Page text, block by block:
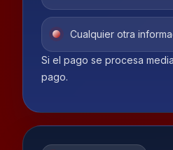
Cualquier otra
Si el pago se procesa
pago.